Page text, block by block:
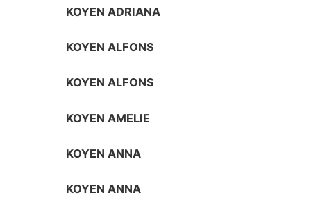
KOYEN ADRIANA
KOYEN ALFONS
KOYEN ALFONS
KOYEN AMELIE
KOYEN ANNA
KOYEN ANNA